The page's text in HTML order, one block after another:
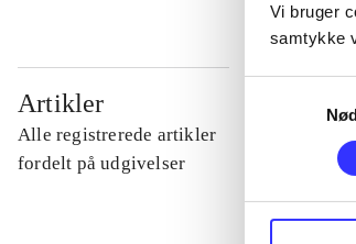
Vi bruger
samtykke
Artikler
Alle registrerede artikler
fordelt på udgivelser